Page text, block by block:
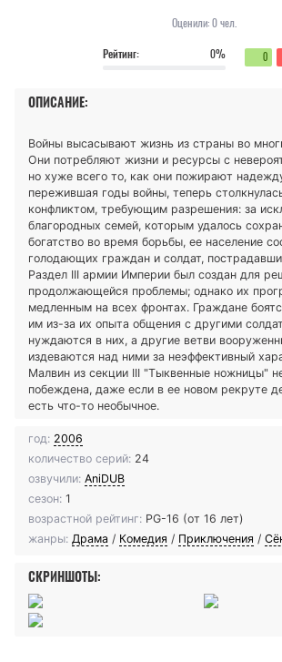
Оценили:0чел.
Рейтинг:
0% 0
ОПИСАНИЕ:
Войны высасывают жизнь из страны во
Они потребляют жизни и ресурсы с
но хуже всего то, как они пожирают
пережившая годы войны, теперь
конфликтом, требующим разрешения: за
благородных семей, которым удалось
богатство во время борьбы, ее население
голодающих граждан и солдат,
Раздел III армии Империи был создан для
продолжающейся проблемы; однако их
медленным на всех фронтах. Граждане
им из-за их опыта общения с другими
нуждаются в них, а другие ветви
издеваются над ними за неэффективный
Малвин из секции III "Тыквенные ножницы"
побеждена, даже если в ее новом рекруте
есть что-то необычное.
год: 2006
количество серий: 24
озвучили: AniDUB
сезон: 1
возрастной рейтинг: PG-16 (от 16 лет)
жанры: Драма / Комедия / Приключения /
СКРИНШОТЫ: